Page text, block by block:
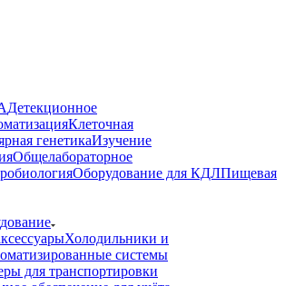
Детекционное
Клеточная
генетикаИзучение
Общелабораторное
Оборудование для КДЛПищевая
Холодильники и
системы
для транспортировки